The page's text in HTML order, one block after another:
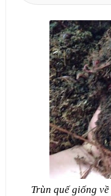
Trùn quế giống